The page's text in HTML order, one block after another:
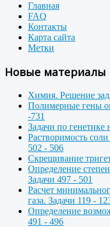
Главная
FAQ
Контакты
Карта сайта
Метки
Новые материалы
Химия. Решение
Полимерные гены
-731
Задачи по генетике
Растворимость
502 - 506
Скрещивание
Определение
Задачи 497 - 501
Расчет
газа. Задачи 119 -
Определение
491 - 496